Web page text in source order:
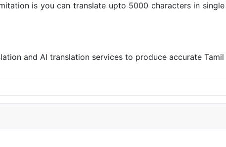
is you can translate upto 5000 characters in
and AI translation services to produce accurate